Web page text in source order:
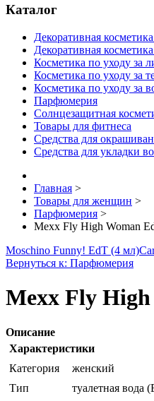
Каталог
Декоративная косметика
Декоративная
Косметика по уходу за
Косметика по уходу за
Косметика по уходу за
Парфюмерия
Солнцезащитная
Товары для фитнеса
Средства для
Средства для укладки
Главная >
Товары для женщин >
Парфюмерия >
Mexx Fly High Woman
Moschino Funny! EdT (4 мл)
Вернуться к: Парфюмерия
Mexx Fly High
Описание
Характеристики
Категория
женский
Тип
туалетная вода